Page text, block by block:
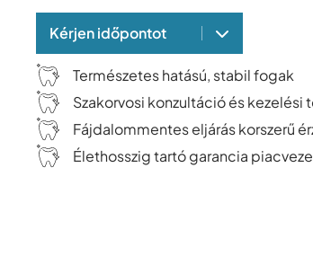
Kérjen időpontot
Természetes hatású, stabil fogak
Szakorvosi konzultáció és kezelési
Fájdalommentes eljárás korszerű
Élethosszig tartó garancia